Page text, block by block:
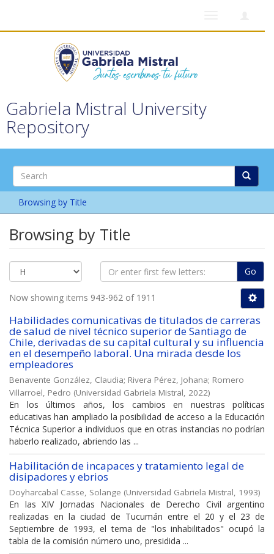
Gabriela Mistral University
Repository
Browsing by Title
Browsing by Title
Go
Now showing items 943-962 of 1911
Habilidades comunicativas de titulados de carreras
de salud de nivel técnico superior de Santiago de
Chile, derivadas de su capital cultural y su influencia
en el desempeño laboral. Una mirada desde los
empleadores
Benavente González, Claudia; Rivera Pérez, Johana; Romero
Villarroel, Pedro (Universidad Gabriela Mistral, 2022)
En los últimos años, los cambios en nuestras políticas
educativas han ampliado la posibilidad de acceso a la Educación
Técnica Superior a individuos que en otras instancias no podrían
haberlo realizado, abriendo las ...
Habilitación de incapaces y tratamiento legal de
disipadores y ebrios
Doyharcabal Casse, Solange (Universidad Gabriela Mistral, 1993)
En las XIV Jornadas Nacionales de Derecho Civil argentino
realizadas en la ciudad de Tucumán entre el 20 y el 23 de
Septiembre de 1993, el tema de "los inhabilitados" ocupó la
tabla de la comisión número uno, presidida ...